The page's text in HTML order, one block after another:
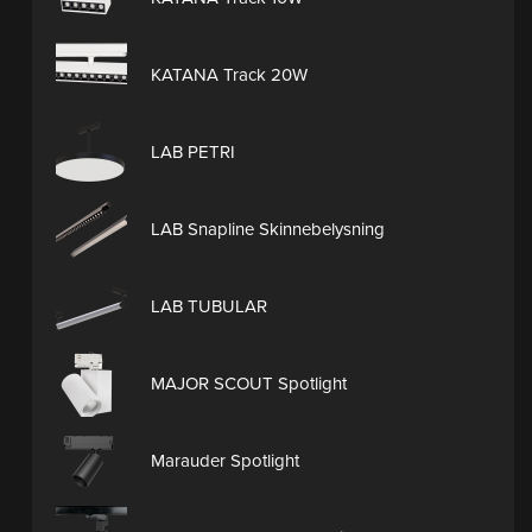
KATANA Track 20W
LAB PETRI
LAB Snapline Skinnebelysning
LAB TUBULAR
MAJOR SCOUT Spotlight
Marauder Spotlight